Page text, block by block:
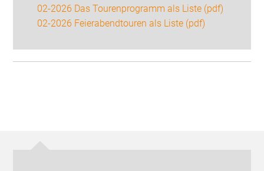
02-2026 Das Tourenprogramm als Liste (pdf)
02-2026 Feierabendtouren als Liste (pdf)